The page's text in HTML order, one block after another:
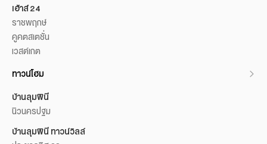
เฮ้าส์ 24
ราชพฤกษ์
คูคตสเตชั่น
เวสต์เกต
ทาวน์โฮม
บ้านลุมพินี
นิวนครปฐม
บ้านลุมพินี ทาวน์วิลล์